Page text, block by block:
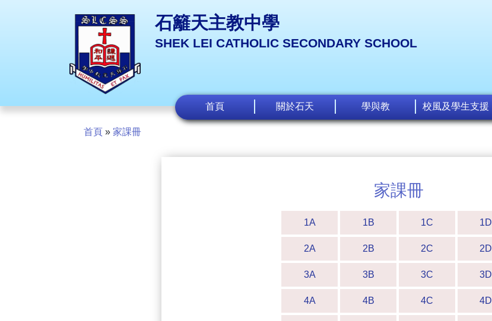
石籬天主教中學
SHEK LEI CATHOLIC SECONDARY SCHOOL
首頁 關於石天 學與教 校風及學生支援
首頁 » 家課冊
家課冊
1A 1B 1C 1D
2A 2B 2C 2D
3A 3B 3C 3D
4A 4B 4C 4D